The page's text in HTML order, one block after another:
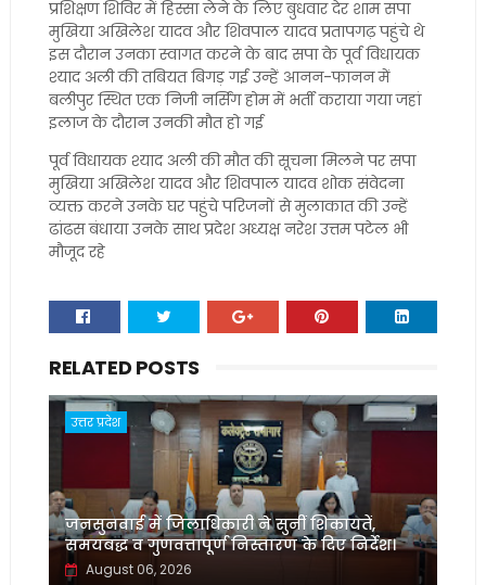
प्रशिक्षण शिविर में हिस्सा लेने के लिए बुधवार देर शाम सपा
मुखिया अखिलेश यादव और शिवपाल यादव प्रतापगढ़ पहुंचे थे
इस दौरान उनका स्वागत करने के बाद सपा के पूर्व विधायक
श्याद अली की तबियत बिगड़ गई उन्हें आनन-फानन में
बलीपुर स्थित एक निजी नर्सिंग होम में भर्ती कराया गया जहां
इलाज के दौरान उनकी मौत हो गई
पूर्व विधायक श्याद अली की मौत की सूचना मिलने पर सपा
मुखिया अखिलेश यादव और शिवपाल यादव शोक संवेदना
व्यक्त करने उनके घर पहुंचे परिजनों से मुलाकात की उन्हें
ढांढस बंधाया उनके साथ प्रदेश अध्यक्ष नरेश उत्तम पटेल भी
मौजूद रहे
RELATED POSTS
उत्तर प्रदेश
जनसुनवाई में जिलाधिकारी ने सुनीं शिकायतें,
समयबद्ध व गुणवत्तापूर्ण निस्तारण के दिए निर्देश।
August 06, 2026